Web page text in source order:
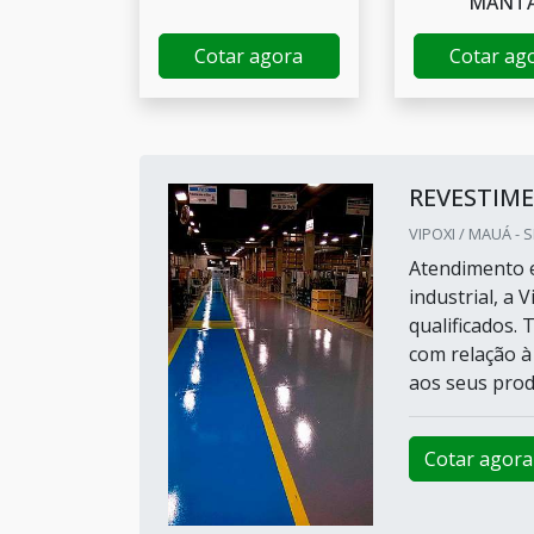
Cotar agora Cotar
VIPOXI / MAUÁ -
Atendimento
industrial, a
qualificados.
com relação
aos seus
Cotar agora